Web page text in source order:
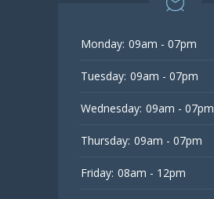
Monday: 09am - 07pm
Tuesday: 09am - 07pm
Wednesday: 09am - 07pm
Thursday: 09am - 07pm
Friday: 08am - 12pm